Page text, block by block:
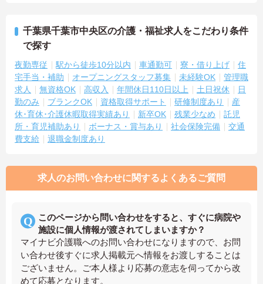
千葉県千葉市中央区の介護・福祉求人をこだわり条件
で探す
夜勤専従 駅から徒歩10分以内 車通勤可 寮・借り上げ
住
宅手当・補助
オープニングスタッフ募集 未経験OK
管理職
求人
無資格OK 高収入 年間休日110日以上 土日祝休
日
勤のみ
ブランクOK 資格取得サポート 研修制度あり
産
休･育休･介護休暇取得実績あり
新卒OK 残業少なめ
託児
所・育児補助あり
ボーナス・賞与あり 社会保険完備
交通
費支給
退職金制度あり
求人のお問い合わせに関するよくあるご質問
このページから問い合わせをすると、すぐに病院や
施設に個人情報が渡されてしまいますか？
マイナビ介護職へのお問い合わせになりますので、お問
い合わせ後すぐに求人掲載元へ情報をお渡しすることは
ございません。ご本人様より応募の意志を伺ってから改
めて応募となります。